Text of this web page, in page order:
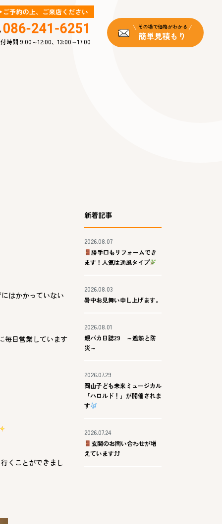
時間 9:00～12:00、13:00～17:00
はかかっていない
毎日営業しています
くことができまし
新着記事
2026.08.07
勝手口もリフォームでき
ます！人気は通風タイプ
2026.08.03
暑中お見舞い申し上げます。
2026.08.01
親バカ日誌29 ～遮熱と防
災～
2026.07.29
岡山子ども未来ミュージカル
「ハロルド！」が開催されま
す
2026.07.24
玄関のお問い合わせが増
えています⤴⤴